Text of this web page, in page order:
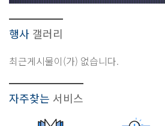
행사 갤러리
최근게시물이(가) 없습니다.
자주찾는 서비스